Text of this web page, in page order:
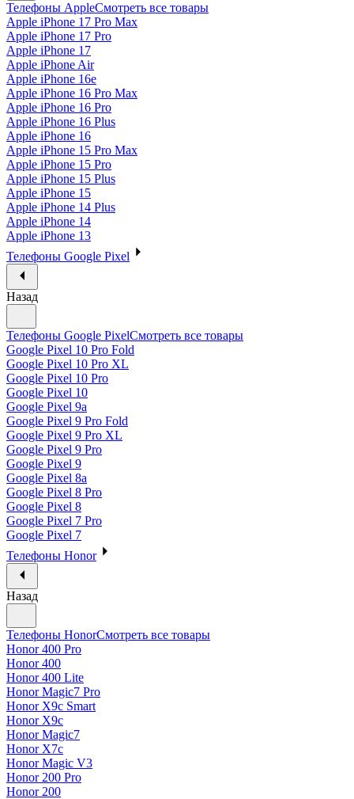
Телефоны AppleСмотреть все товары
Apple iPhone 17 Pro Max
Apple iPhone 17 Pro
Apple iPhone 17
Apple iPhone Air
Apple iPhone 16e
Apple iPhone 16 Pro Max
Apple iPhone 16 Pro
Apple iPhone 16 Plus
Apple iPhone 16
Apple iPhone 15 Pro Max
Apple iPhone 15 Pro
Apple iPhone 15 Plus
Apple iPhone 15
Apple iPhone 14 Plus
Apple iPhone 14
Apple iPhone 13
Телефоны Google Pixel
Назад
Телефоны Google PixelСмотреть все товары
Google Pixel 10 Pro Fold
Google Pixel 10 Pro XL
Google Pixel 10 Pro
Google Pixel 10
Google Pixel 9a
Google Pixel 9 Pro Fold
Google Pixel 9 Pro XL
Google Pixel 9 Pro
Google Pixel 9
Google Pixel 8a
Google Pixel 8 Pro
Google Pixel 8
Google Pixel 7 Pro
Google Pixel 7
Телефоны Honor
Назад
Телефоны HonorСмотреть все товары
Honor 400 Pro
Honor 400
Honor 400 Lite
Honor Magic7 Pro
Honor X9c Smart
Honor X9c
Honor Magic7
Honor X7c
Honor Magic V3
Honor 200 Pro
Honor 200